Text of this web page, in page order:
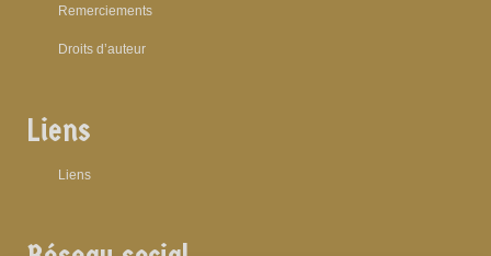
Remerciements
Droits d’auteur
Liens
Liens